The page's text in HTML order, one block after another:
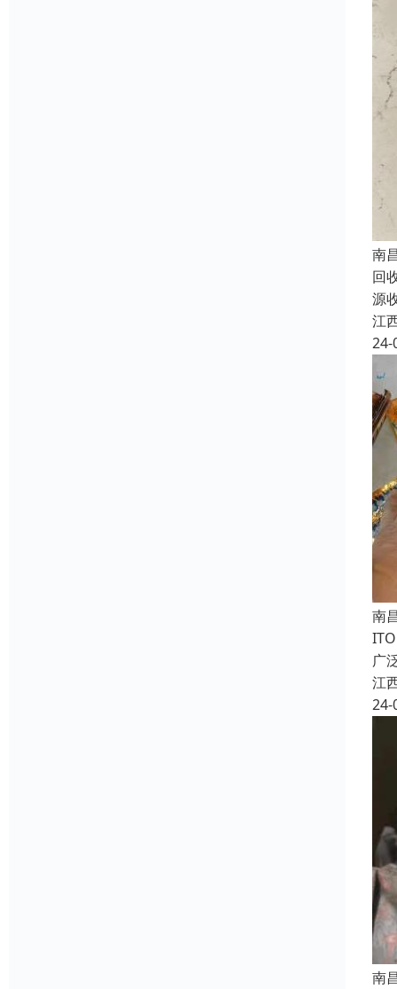
南
回
源
江
24-
南
广
江
24-
南